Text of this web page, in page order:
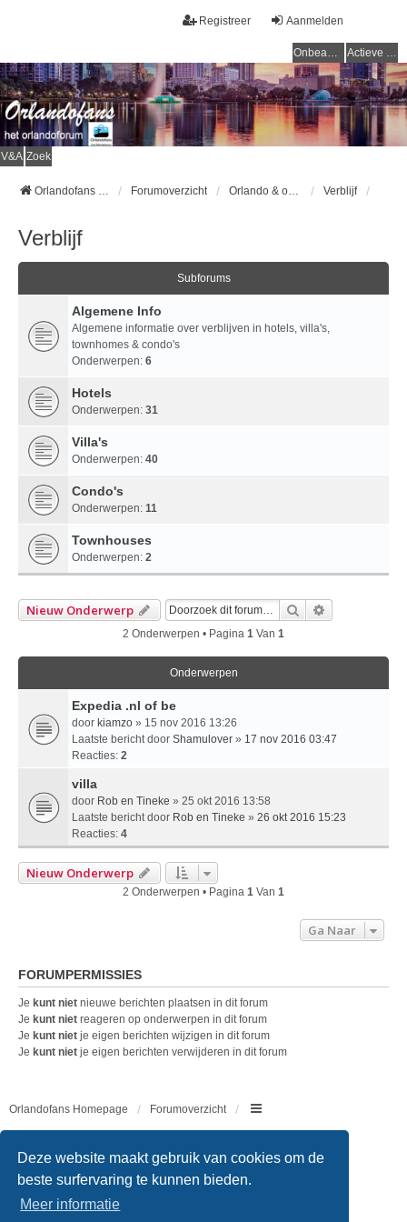
Deze website maakt gebruik van cookies om de
beste surfervaring te kunnen bieden.
Meer informatie
Aanmelden
Registreer
Onbeantwoorde onderwerpen Actieve onderwerpen
V&A Zoek
Orlandofans Homepage Forumoverzicht Orlando & omgeving Verblijf
Verblijf
Subforums
Algemene Info
Algemene informatie over verblijven in hotels, villa's,
townhomes & condo's
Onderwerpen: 6
Hotels
Onderwerpen: 31
Villa's
Onderwerpen: 40
Condo's
Onderwerpen: 11
Townhouses
Onderwerpen: 2
Nieuw Onderwerp Zoek
2 Onderwerpen • Pagina 1 Van 1
Onderwerpen
Expedia .nl of be
door kiamzo » 15 nov 2016 13:26
Laatste bericht door Shamulover » 17 nov 2016 03:47
Reacties: 2
villa
door Rob en Tineke » 25 okt 2016 13:58
Laatste bericht door Rob en Tineke » 26 okt 2016 15:23
Reacties: 4
Nieuw Onderwerp
2 Onderwerpen • Pagina 1 Van 1
Ga Naar
FORUMPERMISSIES
Je kunt niet nieuwe berichten plaatsen in dit forum
Je kunt niet reageren op onderwerpen in dit forum
Je kunt niet je eigen berichten wijzigen in dit forum
Je kunt niet je eigen berichten verwijderen in dit forum
Orlandofans Homepage Forumoverzicht